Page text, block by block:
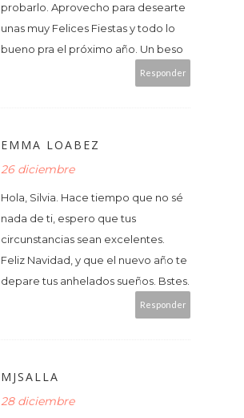
probarlo. Aprovecho para desearte
unas muy Felices Fiestas y todo lo
bueno pra el próximo año. Un beso
Responder
EMMA LOABEZ
26 diciembre
Hola, Silvia. Hace tiempo que no sé
nada de ti, espero que tus
circunstancias sean excelentes.
Feliz Navidad, y que el nuevo año te
depare tus anhelados sueños. Bstes.
Responder
MJSALLA
28 diciembre